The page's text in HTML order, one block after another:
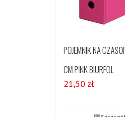
POJEMNIK NA
CM PINK BIURFOL
21,50 zł